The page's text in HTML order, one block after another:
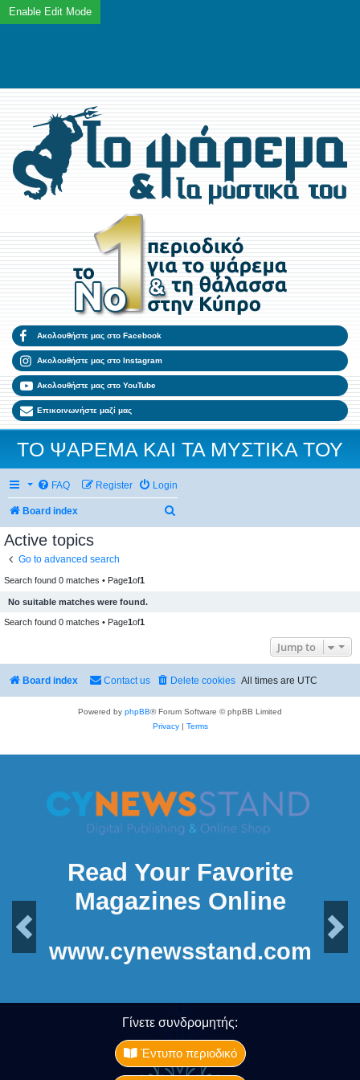
Ακολουθήστε μας στο Facebook
Ακολουθήστε μας στο Instagram
Ακολουθήστε μας στο YouTube
Επικοινωνήστε μαζί μας
ΤΟ ΨΑΡΕΜΑ ΚΑΙ ΤΑ ΜΥΣΤΙΚΑ ΤΟΥ
FAQ Login
Register
Board index
Active topics
Go to advanced search
Search found 0 matches • Page1of1
No suitable matches were found.
Search found 0 matches • Page1of1
Jump to
Board index All times are UTC
Delete cookies
Contact us
Powered by phpBB® Forum Software © phpBB Limited
Privacy| Terms
Read Your Favorite
Magazines Online
Next
www.cynewsstand.com
Γίνετε συνδρομητής:
Έντυπο περιοδικό